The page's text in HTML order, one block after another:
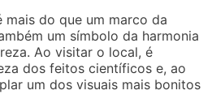
mais do que um marco da
um símbolo da harmonia
Ao visitar o local, é
dos feitos científicos e, ao
um dos visuais mais bonitos